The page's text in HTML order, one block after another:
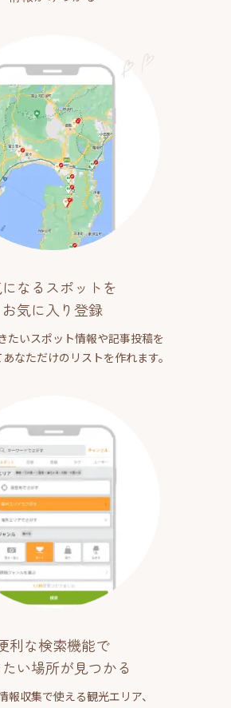
なるスポットを
お気に入り登録
たいスポット情報や記事投稿を
なただけのリストを作れます。
利な検索機能で
い場所が見つかる
報収集で使える観光エリア、